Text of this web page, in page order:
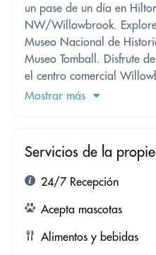
un pase de un día en
NW/Willowbrook.
Museo Nacional de
Museo Tomball. Disfrute
el centro comercial
Mostrar más
Servicios de la
24/7 Recepción
Acepta mascotas
Alimentos y bebidas